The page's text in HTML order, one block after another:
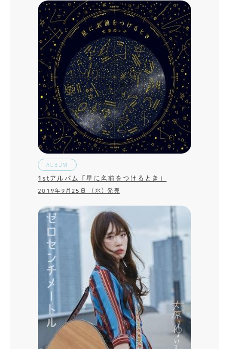
ALBUM
1stアルバム「星に名前をつけるとき」
2019年9月25日 （水）発売